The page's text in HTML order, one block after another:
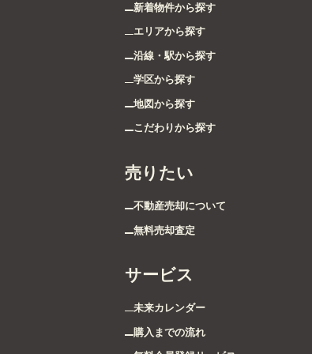
新着物件から探す
エリアから探す
沿線・駅から探す
学区から探す
地図から探す
こだわりから探す
売りたい
不動産売却について
無料売却査定
サービス
未来カレンダー
購入までの流れ